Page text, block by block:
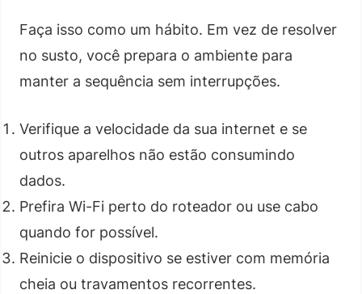
Faça isso como um hábito. Em vez de resolver
no susto, você prepara o ambiente para
manter a sequência sem interrupções.
Verifique a velocidade da sua internet e se
outros aparelhos não estão consumindo
dados.
Prefira Wi-Fi perto do roteador ou use cabo
quando for possível.
Reinicie o dispositivo se estiver com memória
cheia ou travamentos recorrentes.